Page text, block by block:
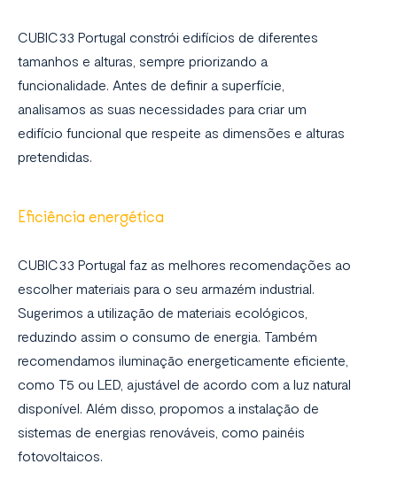
CUBIC33 Portugal constrói edifícios de diferentes
tamanhos e alturas, sempre priorizando a
funcionalidade. Antes de definir a superfície,
analisamos as suas necessidades para criar um
edifício funcional que respeite as dimensões e alturas
pretendidas.
Eficiência energética
CUBIC33 Portugal faz as melhores recomendações ao
escolher materiais para o seu armazém industrial.
Sugerimos a utilização de materiais ecológicos,
reduzindo assim o consumo de energia. Também
recomendamos iluminação energeticamente eficiente,
como T5 ou LED, ajustável de acordo com a luz natural
disponível. Além disso, propomos a instalação de
sistemas de energias renováveis, como painéis
fotovoltaicos.